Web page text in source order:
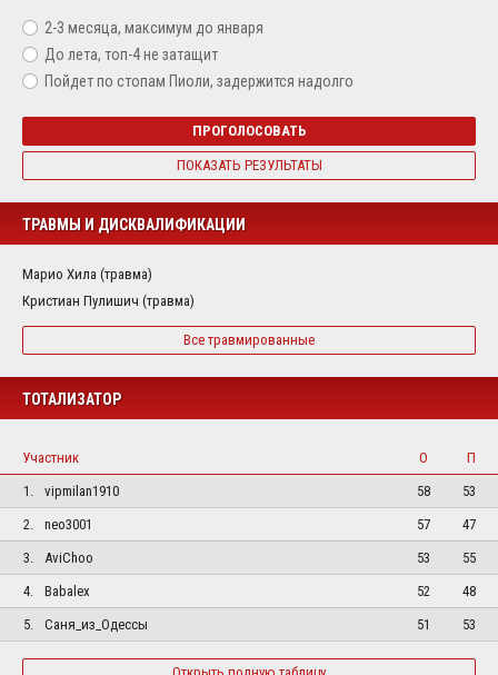
2-3 месяца, максимум до января
До лета, топ-4 не затащит
Пойдет по стопам Пиоли, задержится надолго
ПРОГОЛОСОВАТЬ
ПОКАЗАТЬ РЕЗУЛЬТАТЫ
ТРАВМЫ И ДИСКВАЛИФИКАЦИИ
Марио Хила (травма)
Кристиан Пулишич (травма)
Все травмированные
ТОТАЛИЗАТОР
Участник О
П
1.
vipmilan1910 58
53
2.
neo3001 57
47
3.
AviChoo 53
55
4.
Babalex 52
48
5.
Саня_из_Одессы 51 53